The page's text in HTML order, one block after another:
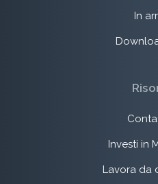
In
Investi in
Lavora da